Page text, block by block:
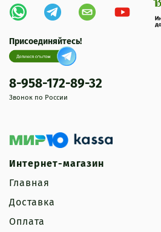
Интернет-магазин
Главная
Доставка
Оплата
Присоединяйтесь!
8-958-172-89-32
Звонок по России